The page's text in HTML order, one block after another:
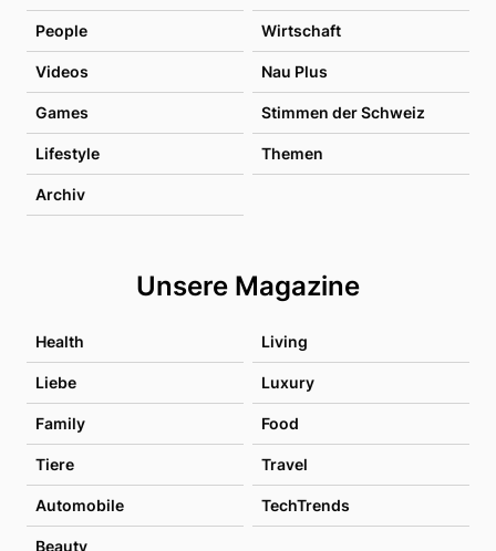
People Wirtschaft
Videos Nau Plus
Games Stimmen der Schweiz
Lifestyle Themen
Archiv
Unsere Magazine
Health Living
Liebe Luxury
Family Food
Tiere Travel
Automobile TechTrends
Beauty